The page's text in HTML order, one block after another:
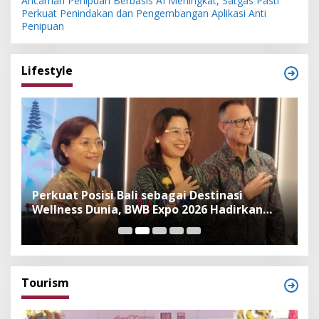
Perkuat Penindakan dan Pengembangan Aplikasi Anti
Penipuan
Lifestyle
Perkuat Posisi Bali sebagai Destinasi
Wellness Dunia, BWB Expo 2026 Hadirkan
Exhibitor Nasional dan Global
Tourism